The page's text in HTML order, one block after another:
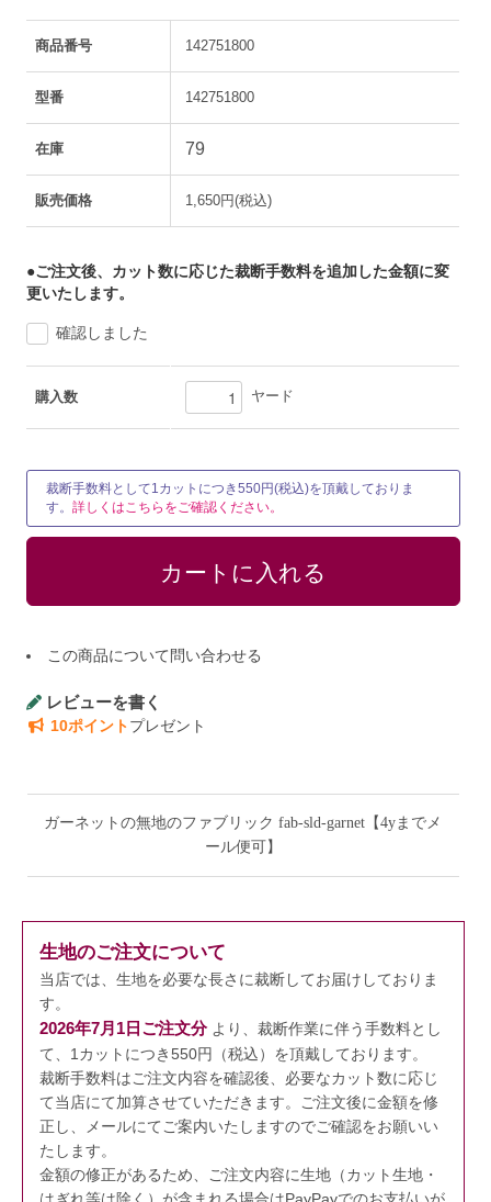
商品番号 142751800
型番 142751800
在庫 79
販売価格 1,650円(税込)
●ご注文後、カット数に応じた裁断手数料を追加した金額に変
更いたします。
確認しました
購入数 ヤード
裁断手数料として1カットにつき550円(税込)を頂戴しておりま
す。詳しくはこちらをご確認ください。
この商品について問い合わせる
レビューを書く
10ポイントプレゼント
ガーネットの無地のファブリック fab-sld-garnet【4yまでメ
ール便可】
生地のご注文について
当店では、生地を必要な長さに裁断してお届けしておりま
す。
2026年7月1日ご注文分より、裁断作業に伴う手数料とし
て、1カットにつき550円（税込）を頂戴しております。
裁断手数料はご注文内容を確認後、必要なカット数に応じ
て当店にて加算させていただきます。
ご注文後に金額を修
正し、メールにてご案内いたしますのでご確認をお願いい
たします。
金額の修正があるため、ご注文内容に生地（カット生地・
はぎれ等は除く）が含まれる場合はPayPayでのお支払いが